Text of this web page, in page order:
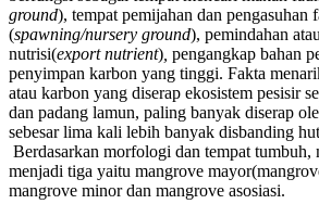
ground), tempat pemijahan dan pengasuhan
(spawning/nursery ground), pemindahan
nutrisi(export nutrient) pengangkap bahan
penyimpan karbon yang tinggi. Fakta
atau karbon yang diserap ekosistem pesisir
dan padang lamun, paling banyak diserap
sebesar lima kali lebih banyak disbanding
Berdasarkan morfologi dan tempat tumbuh,
menjadi tiga yaitu mangrove
mangrove minor dan mangrove asosiasi.